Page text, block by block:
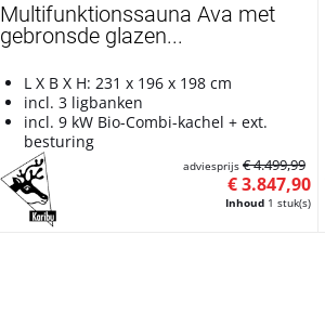
Multifunktionssauna Ava met
gebronsde glazen...
L X B X H: 231 x 196 x 198 cm
incl. 3 ligbanken
incl. 9 kW Bio-Combi-kachel + ext.
besturing
Inhoud 1 stuk(s)
€ 3.847,90
adviesprijs € 4.499,99